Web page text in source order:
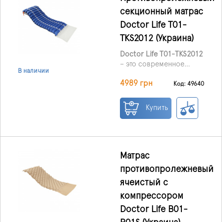
стационара.
В наличии
секционный матрас
Doctor Life Т01-
TKS2012 (Украина)
Doctor Life T01-TKS2012
– это современное
профилактики и
пациентов, длительно
находящихся в лежачем
дома, так и в
рекомендован при
заболеваниях опорно-
двигательной и
центральной нервной
системы, а также при
4989 грн Код: 49640
Купить
Матрас
противопролежневый
ячеистый с
компрессором
Doctor Life B01-